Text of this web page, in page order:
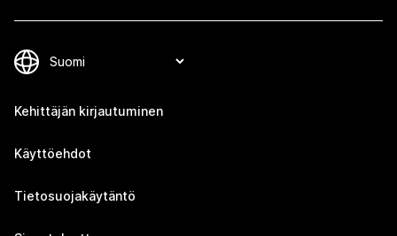
Kehittäjän kirjautuminen
Käyttöehdot
Tietosuojakäytäntö